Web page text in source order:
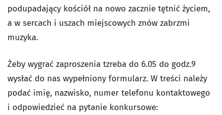
podupadający kościół na nowo zacznie tętnić życiem,
a w sercach i uszach miejscowych znów zabrzmi
muzyka.
Żeby wygrać zaproszenia tzreba do 6.05 do godz.9
wysłać do nas wypełniony formularz. W treści należy
podać imię, nazwisko, numer telefonu kontaktowego
i odpowiedzieć na pytanie konkursowe: